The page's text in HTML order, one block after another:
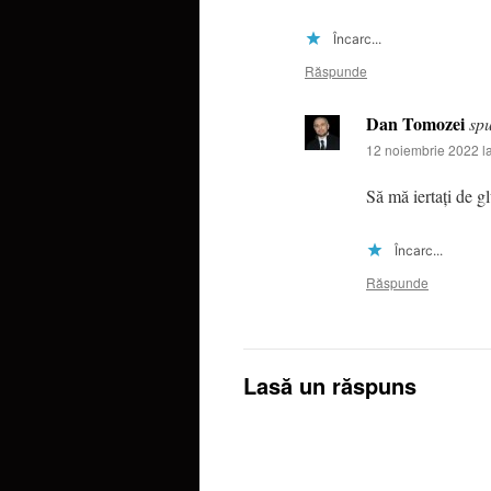
Încarc...
Răspunde
Dan Tomozei
12 noiembrie 2022
Să mă iertați de
Încarc...
Răspunde
Lasă un răspuns